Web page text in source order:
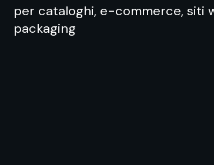
per cataloghi, e-commerce, siti
packaging